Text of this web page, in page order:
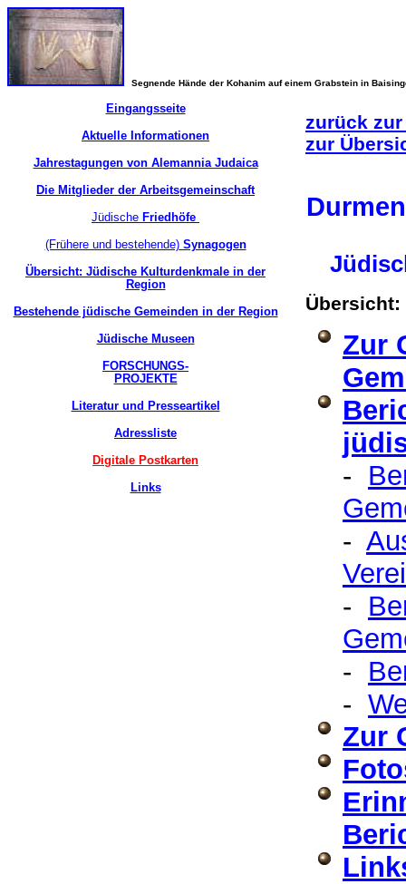
Segnende Hände der Kohanim auf einem Grabstein in
Eingangsseite
Aktuelle Informationen
Jahrestagungen von Alemannia Judaica
Die Mitglieder der Arbeitsgemeinschaft
Jüdische Friedhöfe
(Frühere und bestehende)Synagogen
Übersicht: Jüdische Kulturdenkmale in der
Region
Bestehende jüdische Gemeinden in der Region
Jüdische Museen
FORSCHUNGS-
PROJEKTE
Literatur und Presseartikel
Adressliste
Digitale Postkarten
Links
zurück
zur
Übersicht:
Zur
-
-
-
-
-
Zur